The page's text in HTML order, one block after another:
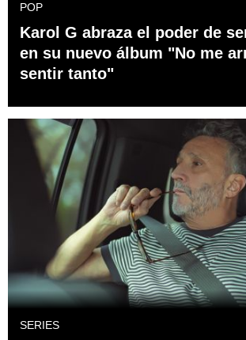
POP
Karol G abraza el poder de
en su nuevo álbum "No me
sentir tanto"
SERIES